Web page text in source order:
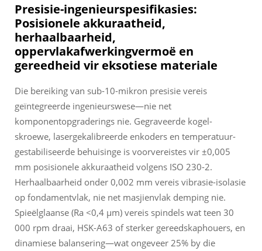
Presisie-ingenieurspesifikasies:
Posisionele akkuraatheid,
herhaalbaarheid,
oppervlakafwerkingvermoë en
gereedheid vir eksotiese materiale
Die bereiking van sub-10-mikron presisie vereis
geïntegreerde ingenieurswese—nie net
komponentopgraderings nie. Gegraveerde kogel-
skroewe, lasergekalibreerde enkoders en temperatuur-
gestabiliseerde behuisinge is voorvereistes vir ±0,005
mm posisionele akkuraatheid volgens ISO 230-2.
Herhaalbaarheid onder 0,002 mm vereis vibrasie-isolasie
op fondamentvlak, nie net masjienvlak demping nie.
Spieëlglaanse (Ra <0,4 µm) vereis spindels wat teen 30
000 rpm draai, HSK-A63 of sterker gereedskaphouers, en
dinamiese balansering—wat ongeveer 25% by die